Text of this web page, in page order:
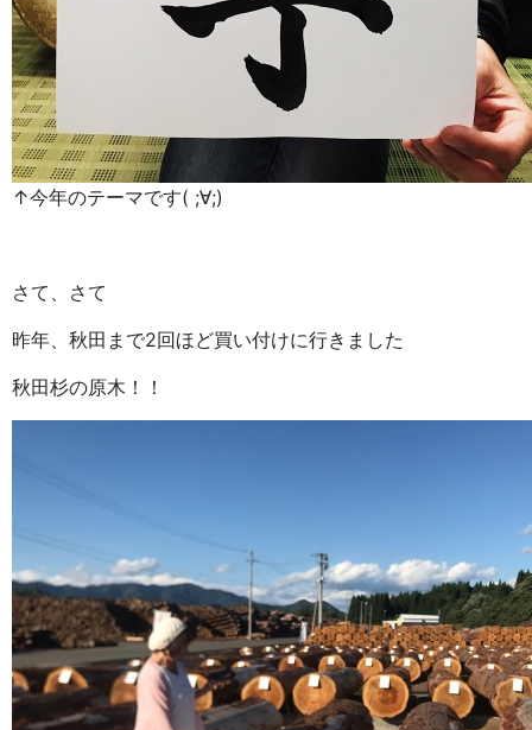
↑今年のテーマです( ;∀;)
さて、さて
昨年、秋田まで2回ほど買い付けに行きました
秋田杉の原木！！